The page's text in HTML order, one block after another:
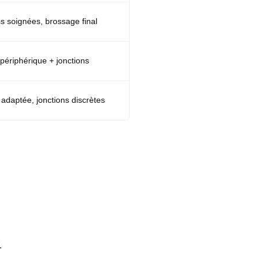
soignées, brossage final
+ jonctions
jonctions discrètes